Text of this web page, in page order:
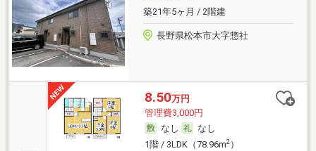
築21年5ヶ月 / 2階建
長野県松本市大字惣社
8.50万円
管理費3,000円
なし
なし
1階 / 3LDK（78.96m2）